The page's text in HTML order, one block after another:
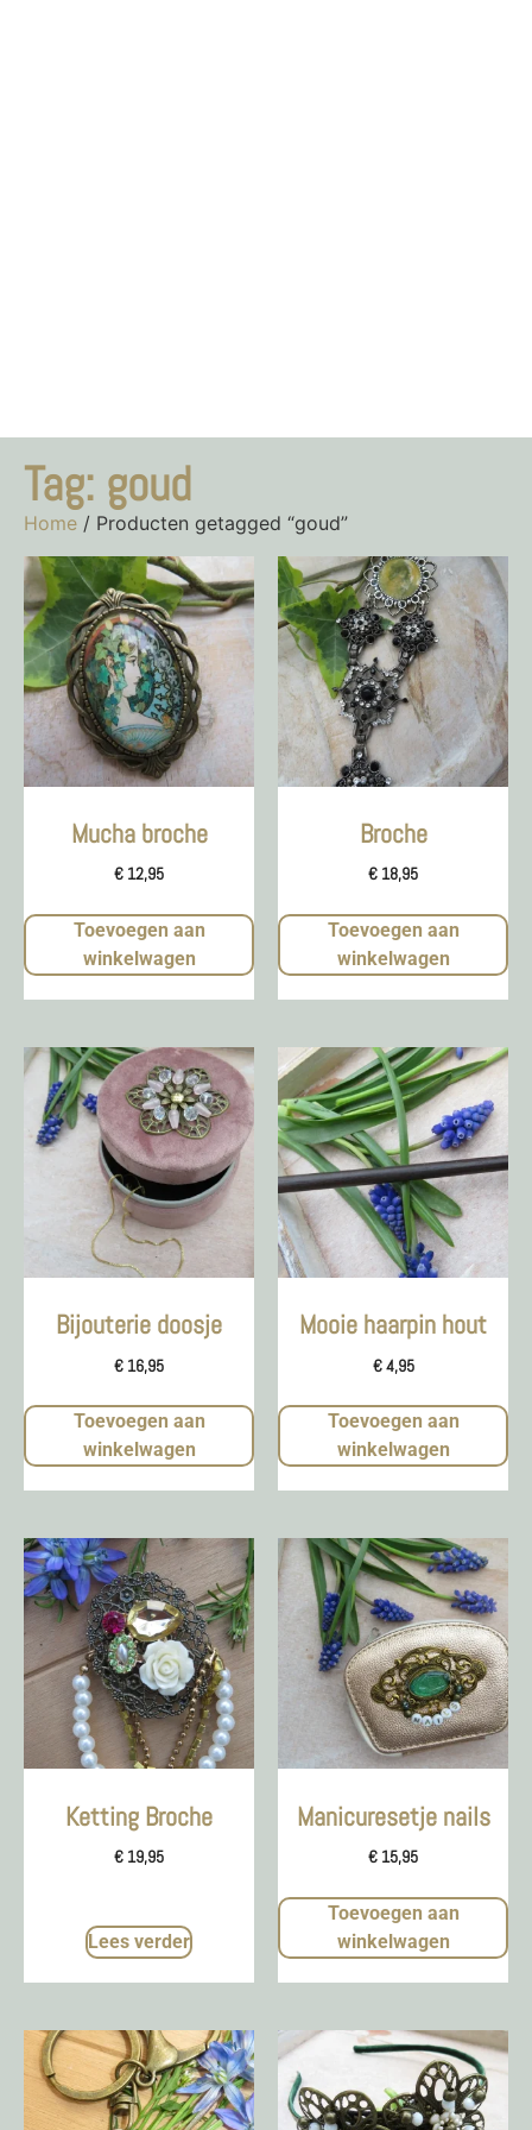
Tag: goud
Home / Producten getagged “goud”
Mucha broche
€ 12,95
Toevoegen aan
winkelwagen
Broche
€ 18,95
Toevoegen aan
winkelwagen
Bijouterie doosje
€ 16,95
Toevoegen aan
winkelwagen
Mooie haarpin hout
€4,95
Toevoegen aan
winkelwagen
Ketting Broche
€ 19,95
Lees verder
Manicuresetje nails
€ 15,95
Toevoegen aan
winkelwagen